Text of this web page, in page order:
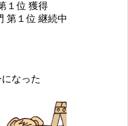
１位 獲得
第１位 継続中
なった